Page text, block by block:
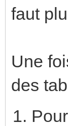
faut
Une
des